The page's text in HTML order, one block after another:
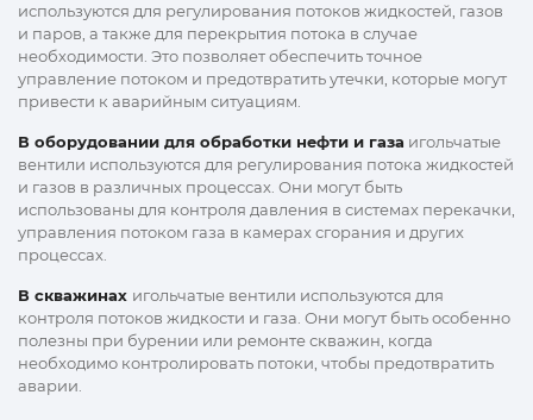
используются для регулирования потоков жидкостей, газов
и паров, а также для перекрытия потока в случае
необходимости. Это позволяет обеспечить точное
управление потоком и предотвратить утечки, которые могут
привести к аварийным ситуациям.
В оборудовании для обработки нефти и газа игольчатые
вентили используются для регулирования потока жидкостей
и газов в различных процессах. Они могут быть
использованы для контроля давления в системах перекачки,
управления потоком газа в камерах сгорания и других
процессах.
В скважинах игольчатые вентили используются для
контроля потоков жидкости и газа. Они могут быть особенно
полезны при бурении или ремонте скважин, когда
необходимо контролировать потоки, чтобы предотвратить
аварии.